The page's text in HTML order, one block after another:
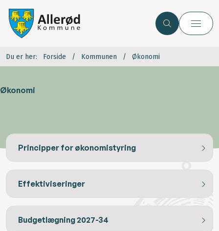
Du er her: Forside Kommunen Økonomi
Økonomi
Principper for økonomistyring
Effektiviseringer
Budgetlægning 2027-34